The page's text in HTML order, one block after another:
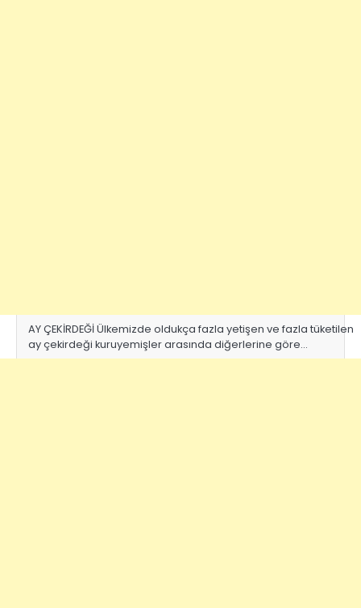
AY ÇEKİRDEĞİ Ülkemizde oldukça fazla yetişen ve fazla tüketilen
ay çekirdeği kuruyemişler arasında diğerlerine göre…